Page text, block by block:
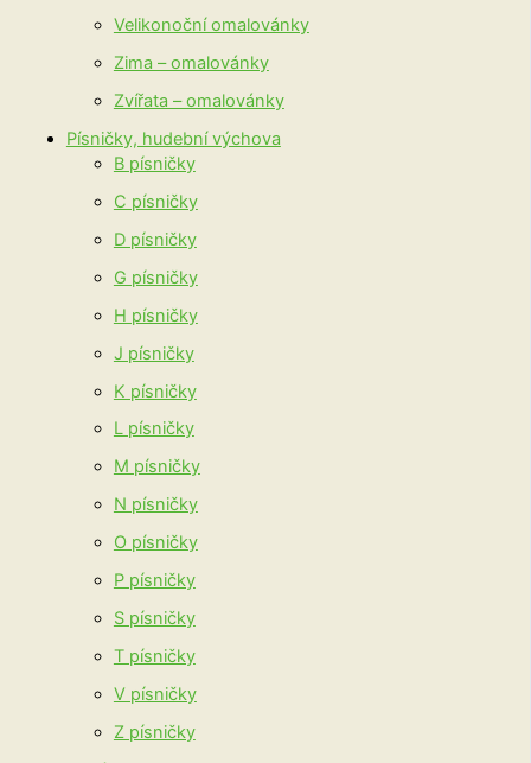
Velikonoční omalovánky
Zima – omalovánky
Zvířata – omalovánky
Písničky, hudební výchova
B písničky
C písničky
D písničky
G písničky
H písničky
J písničky
K písničky
L písničky
M písničky
N písničky
O písničky
P písničky
S písničky
T písničky
V písničky
Z písničky